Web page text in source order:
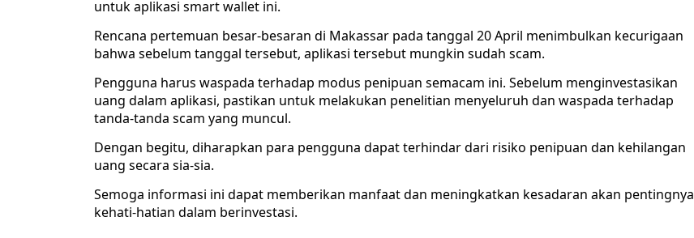
untuk aplikasi smart wallet ini.
Rencana pertemuan besar-besaran di Makassar pada tanggal 20 April menimbulkan kecurigaan
bahwa sebelum tanggal tersebut, aplikasi tersebut mungkin sudah scam.
Pengguna harus waspada terhadap modus penipuan semacam ini. Sebelum menginvestasikan
uang dalam aplikasi, pastikan untuk melakukan penelitian menyeluruh dan waspada terhadap
tanda-tanda scam yang muncul.
Dengan begitu, diharapkan para pengguna dapat terhindar dari risiko penipuan dan kehilangan
uang secara sia-sia.
Semoga informasi ini dapat memberikan manfaat dan meningkatkan kesadaran akan pentingnya
kehati-hatian dalam berinvestasi.